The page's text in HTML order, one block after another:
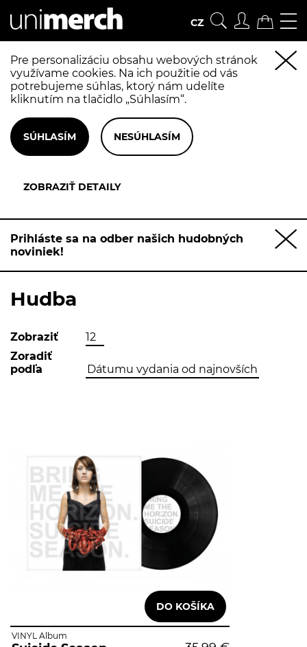
CZ
Pre personalizáciu obsahu webových stránok
využívame cookies. Na ich použitie od vás
potrebujeme súhlas, ktorý nám udelíte
kliknutím na tlačidlo „Súhlasím“.
Prihláste sa na odber našich hudobných
noviniek!
Hudba
Zobraziť
Zoradiť
podľa
VINYL Album